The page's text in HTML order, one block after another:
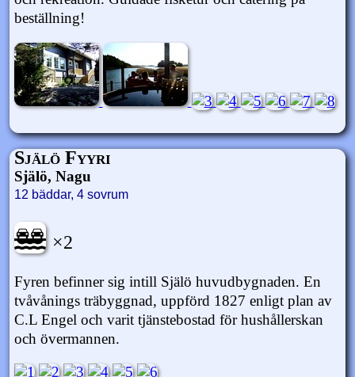
beställning!
Själö Fyyri
Själö, Nagu
12 bäddar, 4 sovrum
×2
Fyren befinner sig intill Själö huvudbygnaden. En
tvåvånings träbyggnad, uppförd 1827 enligt plan av
C.L Engel och varit tjänstebostad för hushållerskan
och övermannen.